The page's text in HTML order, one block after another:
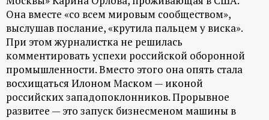
Она вместе «со всем мировым сообществом»,
выслушав послание, «крутила пальцем у виска».
При этом журналистка не решилась
комментировать успехи российской оборонной
промышленности. Вместо этого она опять стала
восхищаться Илоном Маском — иконой
российских западопоклонников. Прорывное
развитее — это запуск бизнесменом машины в